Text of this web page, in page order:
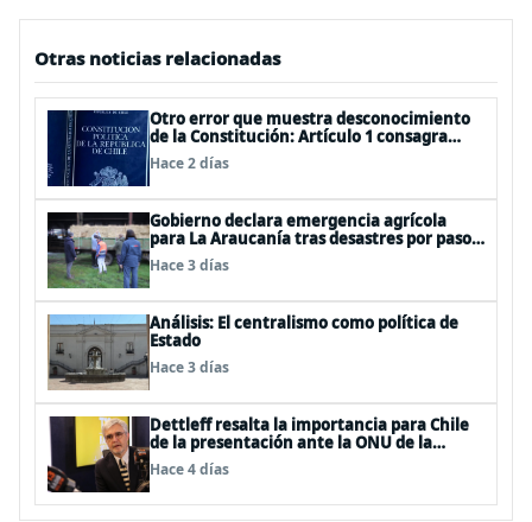
Otras noticias relacionadas
Otro error que muestra desconocimiento
de la Constitución: Artículo 1 consagra
resguardar la seguridad nacional y
proteger a los ciudadanos
Hace 2 días
Gobierno declara emergencia agrícola
para La Araucanía tras desastres por pasos
de sistemas frontales
Hace 3 días
Análisis: El centralismo como política de
Estado
Hace 3 días
Dettleff resalta la importancia para Chile
de la presentación ante la ONU de la
Plataforma Continental Extendida del
Archipiélago Juan Fernández
Hace 4 días